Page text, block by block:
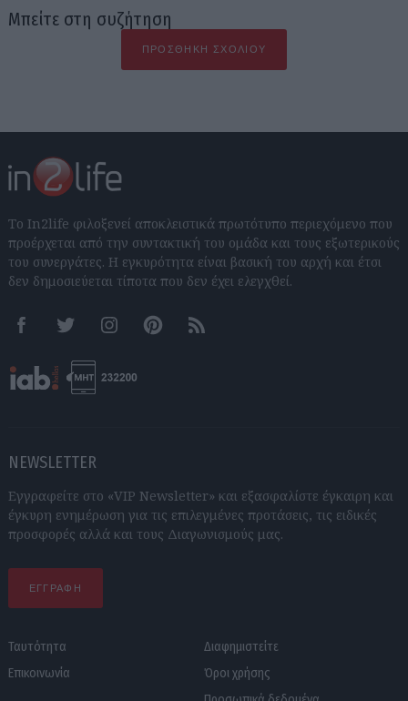
Μπείτε στη συζήτηση
ΠΡΟΣΘΉΚΗ ΣΧΟΛΊΟΥ
Το In2life φιλοξενεί αποκλειστικά πρωτότυπο περιεχόμενο που
προέρχεται από την συντακτική του ομάδα και τους εξωτερικούς
του συνεργάτες. Η εγκυρότητα είναι βασική του αρχή και έτσι
δεν δημοσιεύεται τίποτα που δεν έχει ελεγχθεί.
FacebookTwitter InstagramPinterestRSS feeds
NEWSLETTER
Εγγραφείτε στο «VIP Newsletter» και εξασφαλίστε έγκαιρη και
έγκυρη ενημέρωση για τις επιλεγμένες προτάσεις, τις ειδικές
προσφορές αλλά και τους Διαγωνισμούς μας.
ΕΓΓΡΑΦΗ
Ταυτότητα
Επικοινωνία
Διαφημιστείτε
Όροι χρήσης